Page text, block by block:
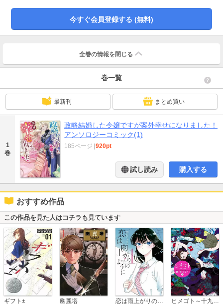
画：茶畑 真04 結婚初夜から放置された花嫁ですが、夫は夜な夜などこかに出
かけている模様です原作：瀬尾優梨 漫画：のえる05 冷徹公爵様にお決まり
今すぐ会員登録する (無料)
全巻の情報を 閉じる
巻一覧
最新刊 まとめ買い
1
巻
政略結婚した令嬢ですが案外幸せになりました！
アンソロジーコミック(1)
185ページ |920pt
試し読み 購入する
おすすめ作品
この作品を見た人はコチラも見ています
ギフト± 幽麗塔 ヒメゴト～十九歳の制服～